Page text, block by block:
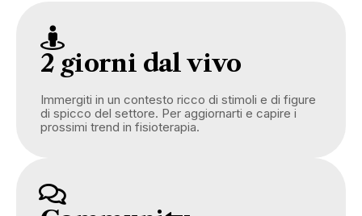
2 giorni dal vivo
Immergiti in un contesto ricco di stimoli e di figure
di spicco del settore. Per aggiornarti e capire i
prossimi trend in fisioterapia.